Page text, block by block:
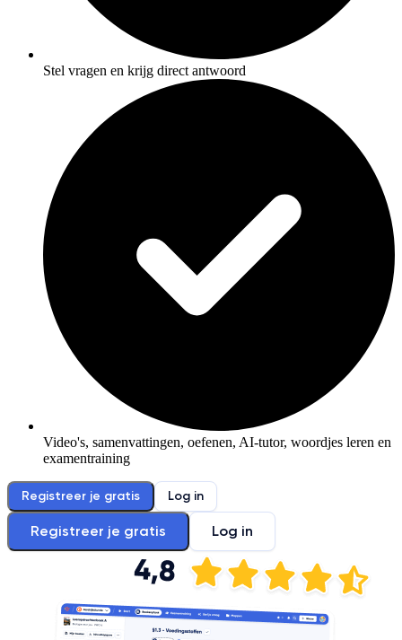
Stel vragen en krijg direct antwoord
Video's, samenvattingen, oefenen, AI-tutor, woordjes leren en
examentraining
Registreer je gratis Log in
Registreer je gratis Log in